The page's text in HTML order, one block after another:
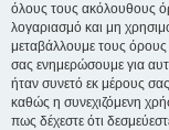
όλους τους ακόλουθους
λογαριασμό και μη
μεταβάλλουμε τους όρους
σας ενημερώσουμε για
ήταν συνετό εκ μέρους
καθώς η συνεχιζόμενη
πως δέχεστε ότι